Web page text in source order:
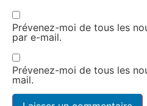
Prévenez-moi de tous les
par e-mail.
Prévenez-moi de tous les
mail.